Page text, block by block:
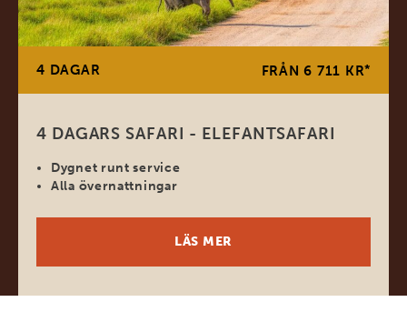
4 DAGAR FRÅN 6 711 KR*
4 DAGARS SAFARI - ELEFANTSAFARI
Dygnet runt service
Alla övernattningar
LÄS MER